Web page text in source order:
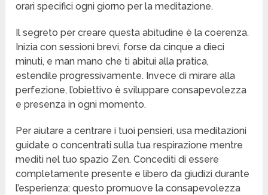
orari specifici ogni giorno per la meditazione.
Il segreto per creare questa abitudine è la coerenza.
Inizia con sessioni brevi, forse da cinque a dieci
minuti, e man mano che ti abitui alla pratica,
estendile progressivamente. Invece di mirare alla
perfezione, l’obiettivo è sviluppare consapevolezza
e presenza in ogni momento.
Per aiutare a centrare i tuoi pensieri, usa meditazioni
guidate o concentrati sulla tua respirazione mentre
mediti nel tuo spazio Zen. Concediti di essere
completamente presente e libero da giudizi durante
l’esperienza; questo promuove la consapevolezza